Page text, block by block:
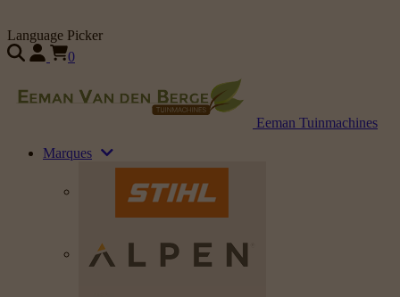
Language Picker
0
Eeman Tuinmachines
Marques